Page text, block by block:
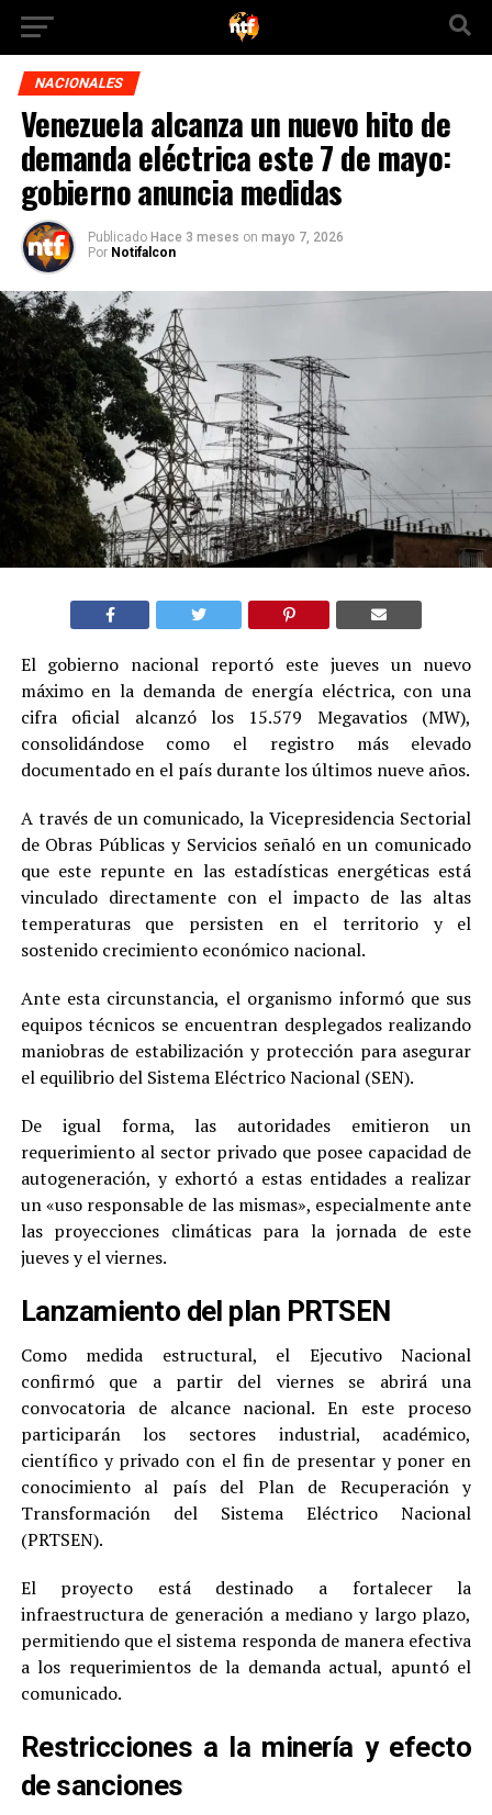
NACIONALES
Venezuela alcanza un nuevo hito de
demanda eléctrica este 7 de mayo:
gobierno anuncia medidas
Publicado Hace 3 meses on mayo 7, 2026
Por Notifalcon
El gobierno nacional reportó este jueves un nuevo
máximo en la demanda de energía eléctrica, con una
cifra oficial alcanzó los 15.579 Megavatios (MW),
consolidándose como el registro más elevado
documentado en el país durante los últimos nueve años.
A través de un comunicado, la Vicepresidencia Sectorial
de Obras Públicas y Servicios señaló en un comunicado
que este repunte en las estadísticas energéticas está
vinculado directamente con el impacto de las altas
temperaturas que persisten en el territorio y el
sostenido crecimiento económico nacional.
Ante esta circunstancia, el organismo informó que sus
equipos técnicos se encuentran desplegados realizando
maniobras de estabilización y protección para asegurar
el equilibrio del Sistema Eléctrico Nacional (SEN).
De igual forma, las autoridades emitieron un
requerimiento al sector privado que posee capacidad de
autogeneración, y exhortó a estas entidades a realizar
un «uso responsable de las mismas», especialmente ante
las proyecciones climáticas para la jornada de este
jueves y el viernes.
Lanzamiento del plan PRTSEN
Como medida estructural, el Ejecutivo Nacional
confirmó que a partir del viernes se abrirá una
convocatoria de alcance nacional. En este proceso
participarán los sectores industrial, académico,
científico y privado con el fin de presentar y poner en
conocimiento al país del Plan de Recuperación y
Transformación del Sistema Eléctrico Nacional
(PRTSEN).
El proyecto está destinado a fortalecer la
infraestructura de generación a mediano y largo plazo,
permitiendo que el sistema responda de manera efectiva
a los requerimientos de la demanda actual, apuntó el
comunicado.
Restricciones a la minería y efecto
de sanciones